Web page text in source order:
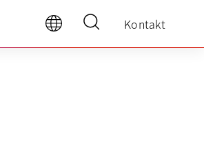
Kontakt